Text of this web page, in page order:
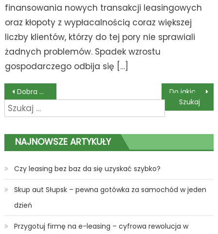
finansowania nowych transakcji leasingowych
oraz kłopoty z wypłacalnością coraz większej
liczby klientów, którzy do tej pory nie sprawiali
żadnych problemów. Spadek wzrostu
gospodarczego odbija się […]
Nawigacja
wpisu
Dobra współpraca z firmą leasingową
Szukaj:
NAJNOWSZE ARTYKUŁY
Czy leasing bez baz da się uzyskać szybko?
Skup aut Słupsk – pewna gotówka za samochód w jeden
dzień
Przygotuj firmę na e-leasing – cyfrowa rewolucja w